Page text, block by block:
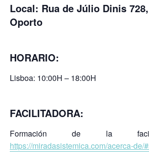
Local: Rua de Júlio Dinis
Oporto
HORARIO:
Lisboa: 10:00H – 18:00H
FACILITADORA:
Formación de la
https://miradasistemica.com/acerca-de/